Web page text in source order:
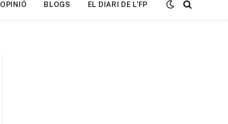
OPINIÓ BLOGS EL DIARI DE L’FP